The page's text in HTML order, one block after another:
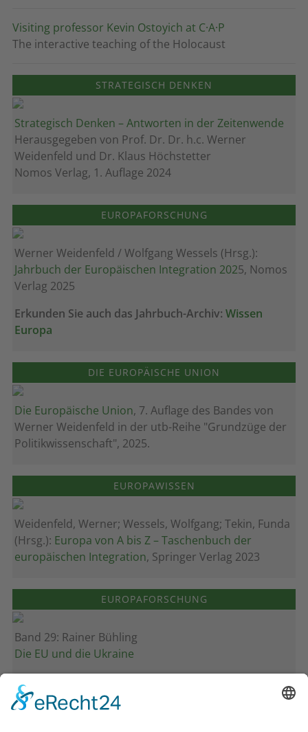
Visiting professor Kevin Ostoyich at C·A·P
The interactive teaching of the Holocaust
STRATEGISCH DENKEN
Strategisch Denken – Antworten in der Zeitenwende
Herausgegeben von Prof. Dr. Dr. h.c. Werner
Weidenfeld und Dr. Klaus Höchstetter
Nomos Verlag, 1. Auflage 2024
EUROPAFORSCHUNG
Werner Weidenfeld / Wolfgang Wessels (Hrsg.):
Jahrbuch der Europäischen Integration 2025, Nomos
Verlag 2025
Erkunden Sie auch das Jahrbuch-Archiv: Wissen
Europa
DIE EUROPÄISCHE UNION
Die Europäische Union, 7. Auflage des Bandes von
Werner Weidenfeld in der utb-Reihe "Grundzüge der
Politikwissenschaft", 2025.
EUROPAWISSEN
Weidenfeld, Werner; Wessels, Wolfgang; Tekin, Funda
(Hrsg.): Europa von A bis Z – Taschenbuch der
europäischen Integration, Springer Verlag 2023
EUROPAFORSCHUNG
Band 29: Rainer Bühling
Die EU und die Ukraine
Band 28: Andrea Zeller
Eurorettung um jeden Preis?